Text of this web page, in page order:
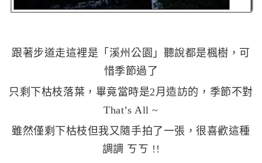
跟著步道走這裡是「溪州公園」聽說都是楓樹，可
惜季節過了
只剩下枯枝落葉，畢竟當時是2月造訪的，季節不對
That’s All ~
雖然僅剩下枯枝但我又隨手拍了一張，很喜歡這種
調調 ㄎㄎ !!